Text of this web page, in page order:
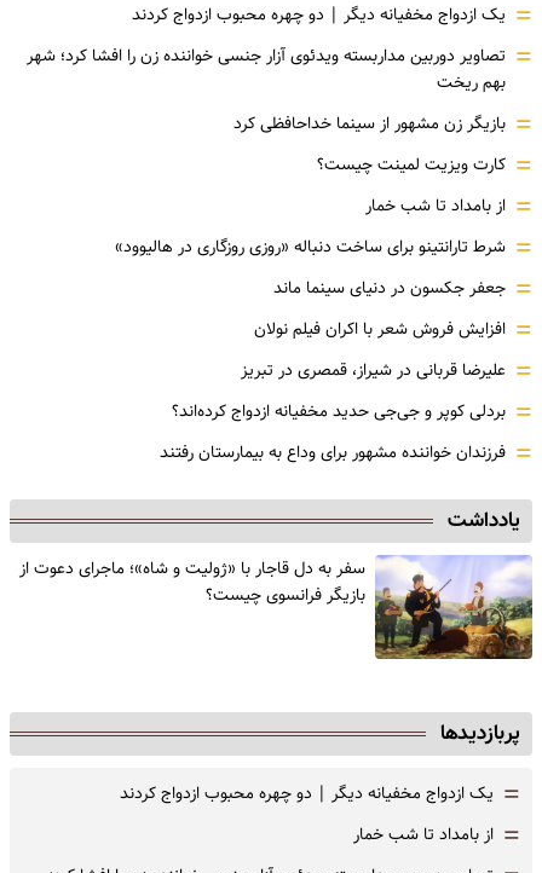
= یک ازدواج مخفیانه دیگر | دو چهره محبوب ازدواج کردند
= تصاویر دوربین مداربسته ویدئوی آزار جنسی خواننده زن را افشا کرد؛ شهر
بهم ریخت
= بازیگر زن مشهور از سینما خداحافظی کرد
= کارت ویزیت لمینت چیست؟
= از بامداد تا شب خمار
= شرط تارانتینو برای ساخت دنباله «روزی روزگاری در هالیوود»
= جعفر جکسون در دنیای سینما ماند
= افزایش فروش شعر با اکران فیلم نولان
= علیرضا قربانی در شیراز، قمصری در تبریز
= بردلی کوپر و جی‌جی حدید مخفیانه ازدواج کرده‌اند؟
= فرزندان خواننده مشهور برای وداع به بیمارستان رفتند
یادداشت
سفر به دل قاجار با «ژولیت و شاه»؛ ماجرای دعوت از
‌بازیگر فرانسوی چیست؟
پربازدیدها
= یک ازدواج مخفیانه دیگر | دو چهره محبوب ازدواج کردند
= از بامداد تا شب خمار